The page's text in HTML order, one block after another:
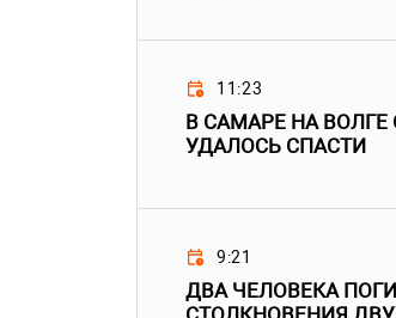
11:23
В САМАРЕ НА
УДАЛОСЬ СПАСТИ
9:21
ДВА ЧЕЛОВЕКА